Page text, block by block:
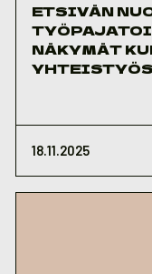
ETSIVÄN
NÄKYMÄT
18.11.2025